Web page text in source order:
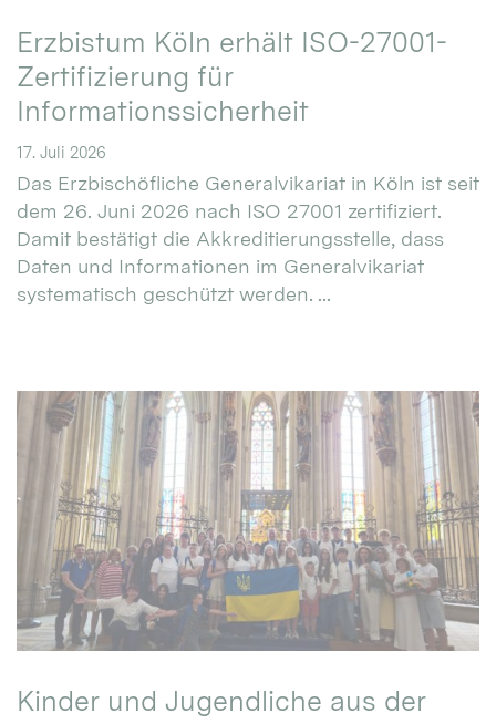
Erzbistum Köln erhält ISO-27001-
Zertifizierung für
Informationssicherheit
17. Juli 2026
Das Erzbischöfliche Generalvikariat in Köln ist seit
dem 26. Juni 2026 nach ISO 27001 zertifiziert.
Damit bestätigt die Akkreditierungsstelle, dass
Daten und Informationen im Generalvikariat
systematisch geschützt werden. ...
Kinder und Jugendliche aus der